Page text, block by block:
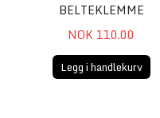
BELTEKLEMME
NOK 110.00
Legg i handlekurv